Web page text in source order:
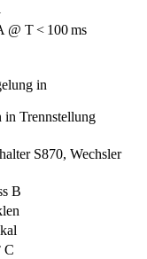
@ T < 100 ms
in
in Trennstellung
S870, Wechsler
B
C